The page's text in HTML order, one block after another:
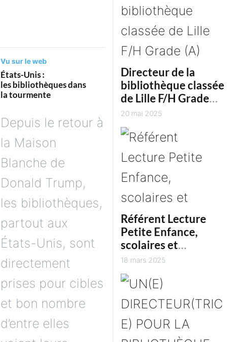
Libération...
Vu sur le web
États-Unis :
les bibliothèques dans
la tourmente
Depuis le retour à
la Maison
Blanche de
Donald Trump,
les bibliothèques,
partout aux
États-Unis, sont
directement
prises pour cibles
et bon nombre
d’entre elles
Directeur de la
bibliothèque classée
de Lille F/H Grade
(A)
20 mai 2025
Référent Lecture
Petite Enfance,
scolaires et
périscolaire (h/f)
18 mars 2025